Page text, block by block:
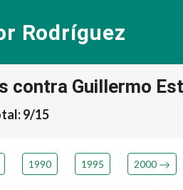
Rodríguez
contra Guillermo
9/15
1990 1995 2000